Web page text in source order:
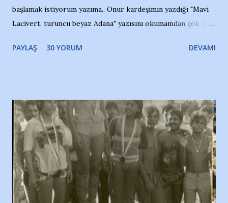
başlamak istiyorum yazıma.. Onur kardeşimin yazdığı "Mavi
Lacivert, turuncu beyaz Adana" yazısını okumamdan çok kısa
irkildim.. "Bursasporlu taraftarlar, İstanbul takımlarının
ve ürünlerini Bursa şehrinde görmek istemediklerini bir
protesto eylemiyle açıkladıklarını bildiriyordu.. Bu grup
adına açıklama yapan şahsı muhterem(!) ''Açık ve net olarak
söylüyoruz. Bu son uyarımızdır. Bunun yanısıra, bu takımlara
ait tanıtıcı ilanların asılmasına izin veren Bursa Büyükşehir
Belediyesi ile mağazaların bulunduğu alışveriş merkezlerini
de kınıyoruz'' diye de eklemiş .. Blogumuzda okuduğum bu
PAYLAŞ 30 YORUM DEVAMI